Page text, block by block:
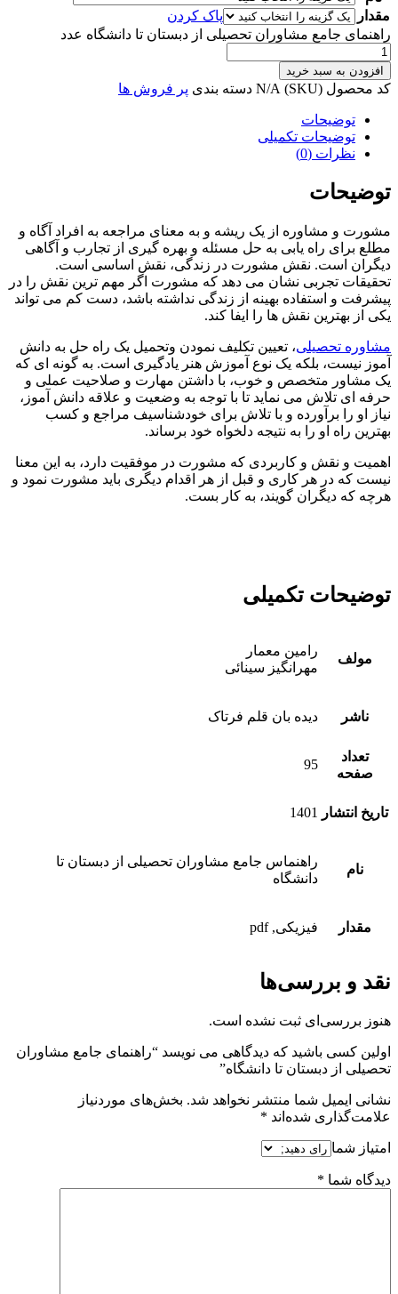
مقدار
پاک کردن
راهنمای جامع مشاوران تحصیلی از دبستان تا دانشگاه عدد
افزودن به سبد خرید
کد محصول (SKU) N/A دسته بندی پر فروش ها
توضیحات
توضیحات تکمیلی
نظرات (0)
توضیحات
مشورت و مشاوره از یک ریشه و به معنای مراجعه به افراد آگاه و
مطلع برای راه یابی به حل مسئله و بهره گیری از تجارب و آگاهی
دیگران است. نقش مشورت در زندگی، نقش اساسی است.
تحقیقات تجربی نشان می دهد که مشورت اگر مهم ترین نقش را در
پیشرفت و استفاده بهینه از زندگی نداشته باشد، دست کم می تواند
یکی از بهترین نقش ها را ایفا کند.
مشاوره تحصیلی، تعیین تکلیف نمودن وتحمیل یک راه حل به دانش
آموز نیست، بلکه یک نوع آموزش هنر یادگیری است. به گونه ای که
یک مشاور متخصص و خوب، با داشتن مهارت و صلاحیت عملی و
حرفه ای تلاش می نماید تا با توجه به وضعیت و علاقه دانش آموز،
نیاز او را برآورده و با تلاش برای خودشناسیف مراجع و کسب
بهترین راه او را به نتیجه دلخواه خود برساند.
اهمیت و نقش و کاربردی که مشورت در موفقیت دارد، به این معنا
نیست که در هر کاری و قبل از هر اقدام دیگری باید مشورت نمود و
هرچه که دیگران گویند، به کار بست.
توضیحات تکمیلی
مولف
رامین معمار
مهرانگیز سینائی
ناشر دیده بان قلم فرتاک
تعداد
صفحه
95
تاریخ انتشار 1401
نام
راهنماس جامع مشاوران تحصیلی از دبستان تا
دانشگاه
مقدار فیزیکی, pdf
نقد و بررسی‌ها
هنوز بررسی‌ای ثبت نشده است.
اولین کسی باشید که دیدگاهی می نویسد “راهنمای جامع مشاوران
تحصیلی از دبستان تا دانشگاه”
نشانی ایمیل شما منتشر نخواهد شد. بخش‌های موردنیاز
علامت‌گذاری شده‌اند *
امتیاز شما
دیدگاه شما *